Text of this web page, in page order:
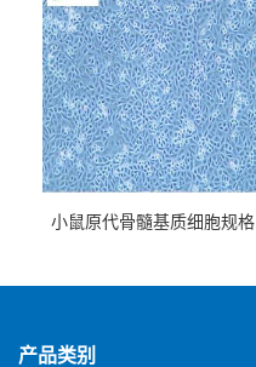
小鼠原代骨髓基质细胞规格
产品类别